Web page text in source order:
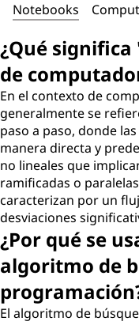
Notebooks
¿Qué
de
En el contexto de
generalmente se
paso a paso, donde
manera directa y
no lineales que
ramificadas o
caracterizan por un
desviaciones
¿Por qué se
algoritmo de
El algoritmo de